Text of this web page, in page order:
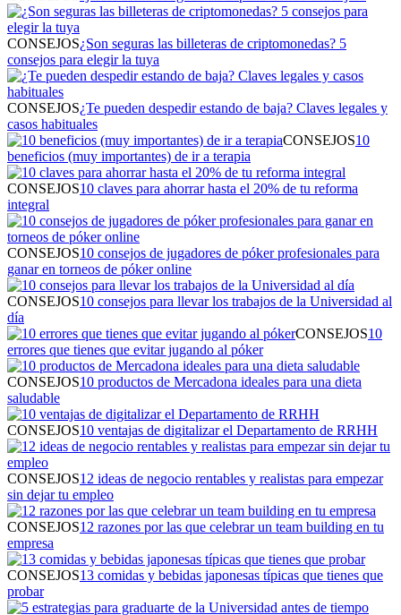
CONSEJOS¿Son seguras las billeteras de criptomonedas? 5
consejos para elegir la tuya
CONSEJOS¿Te pueden despedir estando de baja? Claves legales y
casos habituales
CONSEJOS10
beneficios (muy importantes) de ir a terapia
CONSEJOS10 claves para ahorrar hasta el 20% de tu reforma
integral
CONSEJOS10 consejos de jugadores de póker profesionales para
ganar en torneos de póker online
CONSEJOS10 consejos para llevar los trabajos de la Universidad al
día
CONSEJOS10
errores que tienes que evitar jugando al póker
CONSEJOS10 productos de Mercadona ideales para una dieta
saludable
CONSEJOS10 ventajas de digitalizar el Departamento de RRHH
CONSEJOS12 ideas de negocio rentables y realistas para empezar
sin dejar tu empleo
CONSEJOS12 razones por las que celebrar un team building en tu
empresa
CONSEJOS13 comidas y bebidas japonesas típicas que tienes que
probar